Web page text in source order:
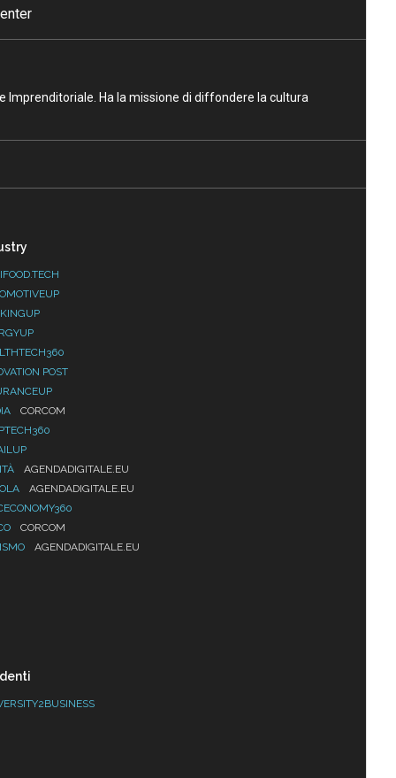
Imprenditoriale. Ha la missione di diffondere la cultura
POST
CORCOM
AGENDADIGITALE.EU
AGENDADIGITALE.EU
CORCOM
AGENDADIGITALE.EU